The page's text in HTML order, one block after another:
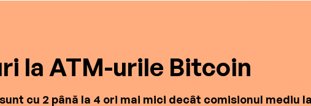
la ATM-urile Bitcoin
cu 2 până la 4 ori mai mici decât comisionul mediu